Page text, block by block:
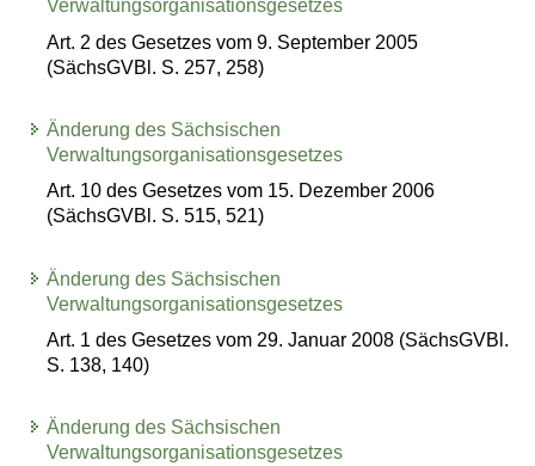
Verwaltungsorganisationsgesetzes
Art. 2 des Gesetzes vom 9. September 2005
(SächsGVBl. S. 257, 258)
Änderung des Sächsischen
Verwaltungsorganisationsgesetzes
Art. 10 des Gesetzes vom 15. Dezember 2006
(SächsGVBl. S. 515, 521)
Änderung des Sächsischen
Verwaltungsorganisationsgesetzes
Art. 1 des Gesetzes vom 29. Januar 2008 (SächsGVBl.
S. 138, 140)
Änderung des Sächsischen
Verwaltungsorganisationsgesetzes